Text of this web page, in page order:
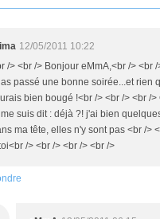
12/05/2011 10:22
/> <br /> Bonjour eMmA,<br /> <br
passé une bonne soirée...et rien
bien bougé !<br /> <br /> <br /
suis dit : déjà ?! j'ai bien
ma tête, elles n'y sont pas <br />
/> <br /> <br /> <br />